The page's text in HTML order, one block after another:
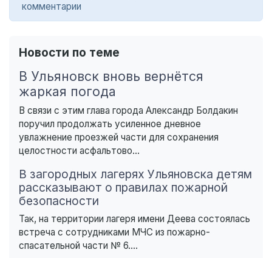
комментарии
Новости по теме
В Ульяновск вновь вернётся
жаркая погода
В связи с этим глава города Александр Болдакин
поручил продолжать усиленное дневное
увлажнение проезжей части для сохранения
целостности асфальтово...
В загородных лагерях Ульяновска детям
рассказывают о правилах пожарной
безопасности
Так, на территории лагеря имени Деева состоялась
встреча с сотрудниками МЧС из пожарно-
спасательной части № 6....